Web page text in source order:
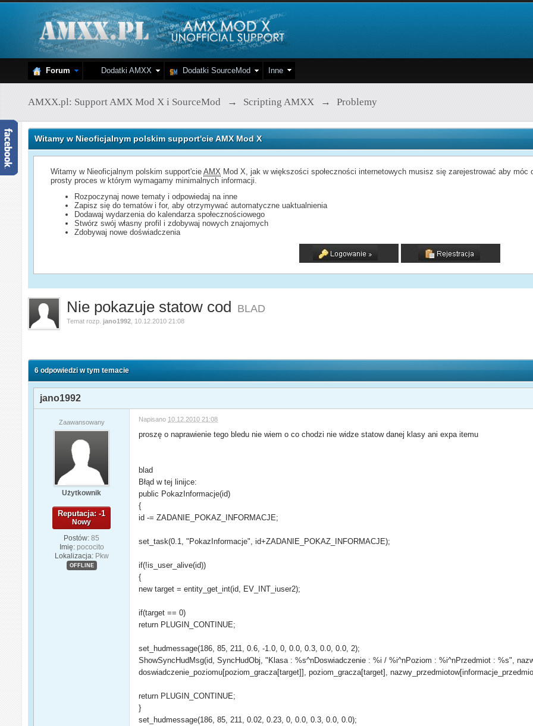
Forum Dodatki AMXX Dodatki SourceMod Inne
AMXX.pl: Support AMX Mod X i SourceMod → Scripting AMXX → Problemy
Witamy w Nieoficjalnym polskim support'cie AMX Mod X
Witamy w Nieoficjalnym polskim support'cieAMX Mod X, jak w większości społeczności internetowych musisz się zarejestrować aby
prosty proces w którym wymagamy minimalnych informacji.
Rozpoczynaj nowe tematy i odpowiedaj na inne
Zapisz się do tematów i for, aby otrzymywać automatyczne uaktualnienia
Dodawaj wydarzenia do kalendarza społecznościowego
Stwórz swój własny profil i zdobywaj nowych znajomych
Zdobywaj nowe doświadczenia
Nie pokazuje statow cod BLAD
Temat rozp. jano1992 10.12.2010 21:08
6 odpowiedzi w tym temacie
jano1992
Zaawansowany
Użytkownik
Reputacja: -1
Nowy
Postów: 85
Imię: pococito
Lokalizacja: Pkw
OFFLINE
Napisano 10.12.2010 21:08
proszę o naprawienie tego bledu nie wiem o co chodzi nie widze statow danej klasy ani expa itemu
blad
Błąd w tej linijce:
public PokazInformacje(id)
{
id -= ZADANIE_POKAZ_INFORMACJE;
set_task(0.1, "PokazInformacje", id+ZADANIE_POKAZ_INFORMACJE);
if(!is_user_alive(id))
{
new target = entity_get_int(id, EV_INT_iuser2);
if(target == 0)
return PLUGIN_CONTINUE;
set_hudmessage(186, 85, 211, 0.6, -1.0, 0, 0.0, 0.3, 0.0, 0.0, 2);
ShowSyncHudMsg(id, SyncHudObj, "Klasa : %s^nDoswiadczenie : %i / %i^nPoziom : %i^nPrzedmiot : %s",
doswiadczenie_poziomu[poziom_gracza[target]], poziom_gracza[target],
return PLUGIN_CONTINUE;
}
set_hudmessage(186, 85, 211, 0.02, 0.23, 0, 0.0, 0.3, 0.0, 0.0);